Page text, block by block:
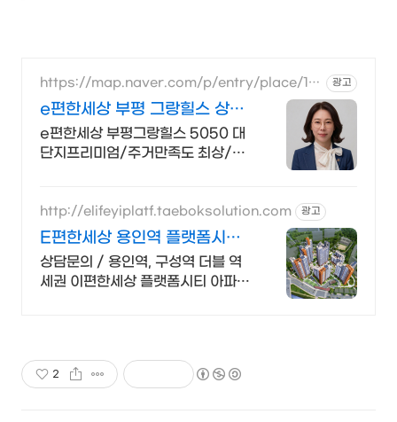
https://map.naver.com/p/entry/place/10
29895399
광고
e편한세상 부평 그랑힐스 상담
O32-517-7999
e편한세상 부평그랑힐스 5050 대
단지프리미엄/주거만족도 최상/숲
원스톱서비스/정직한 공인중개
http://elifeyiplatf.taeboksolution.com 광고
E편한세상 용인역 플랫폼시티
방문예약시 특별혜택 제공
상담문의 / 용인역, 구성역 더블 역
세권 이편한세상 플랫폼시티 아파트
2